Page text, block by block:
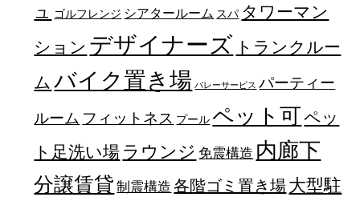
ュ
ゴルフレンジ シアタールーム スパ タワーマン
ション デザイナーズ トランクルー
ム バイク置き場 バレーサービス パーティー
ルーム フィットネス プール ペット可ペッ
ト足洗い場 ラウンジ 免震構造 内廊下
分譲賃貸 制震構造 各階ゴミ置き場大型駐